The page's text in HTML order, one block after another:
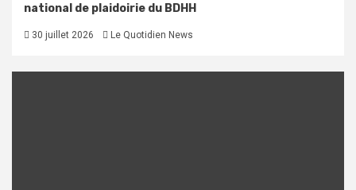
national de plaidoirie du BDHH
30 juillet 2026 Le Quotidien News